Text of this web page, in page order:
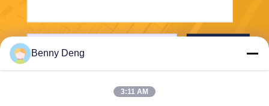
Benny Deng
3:11 AM